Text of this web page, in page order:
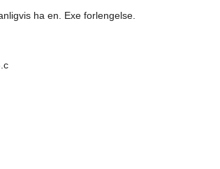
ha en. Exe forlengelse.